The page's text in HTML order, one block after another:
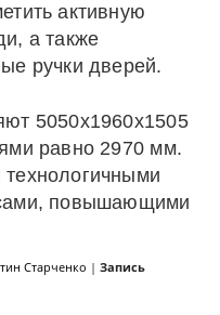
активную
а также
ручки дверей.
5050х1960х1505
равно 2970 мм.
повышающими
Старченко | Запись